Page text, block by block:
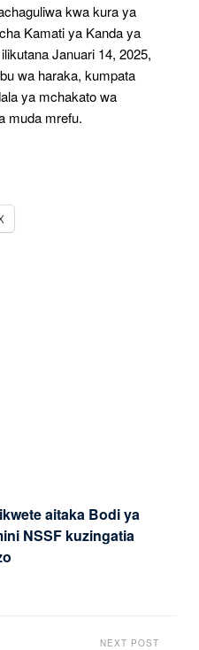
kwa kura ya
Kamati ya Kanda ya
Januari 14, 2025,
wa haraka, kumpata
ya mchakato wa
muda mrefu.
aitaka Bodi ya
NSSF kuzingatia
NEXT POST